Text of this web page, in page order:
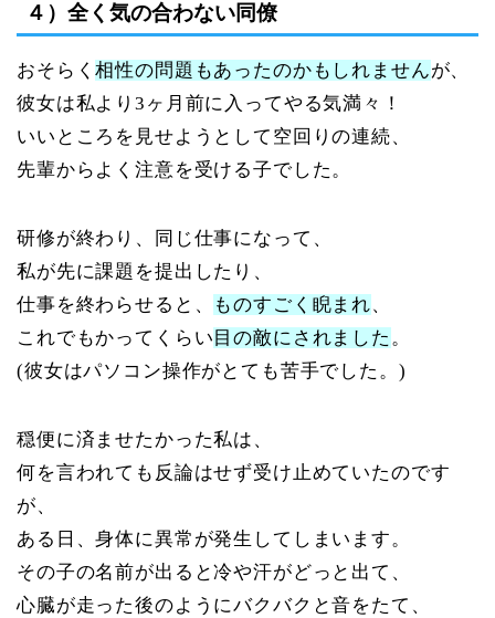
４）全く気の合わない同僚
おそらく相性の問題もあったのかもしれませんが、
彼女は私より3ヶ月前に入ってやる気満々！
いいところを見せようとして空回りの連続、
先輩からよく注意を受ける子でした。
研修が終わり、同じ仕事になって、
私が先に課題を提出したり、
仕事を終わらせると、
ものすごく睨まれ、
これでもかってくらい目の敵にされました 。
(彼女はパソコン操作がとても苦手でした。)
穏便に済ませたかった私は、
何を言われても反論はせず受け止めていたのです
が、
ある日、身体に異常が発生してしまいます。
その子の名前が出ると冷や汗がどっと出て、
心臓が走った後のようにバクバクと音をたて、